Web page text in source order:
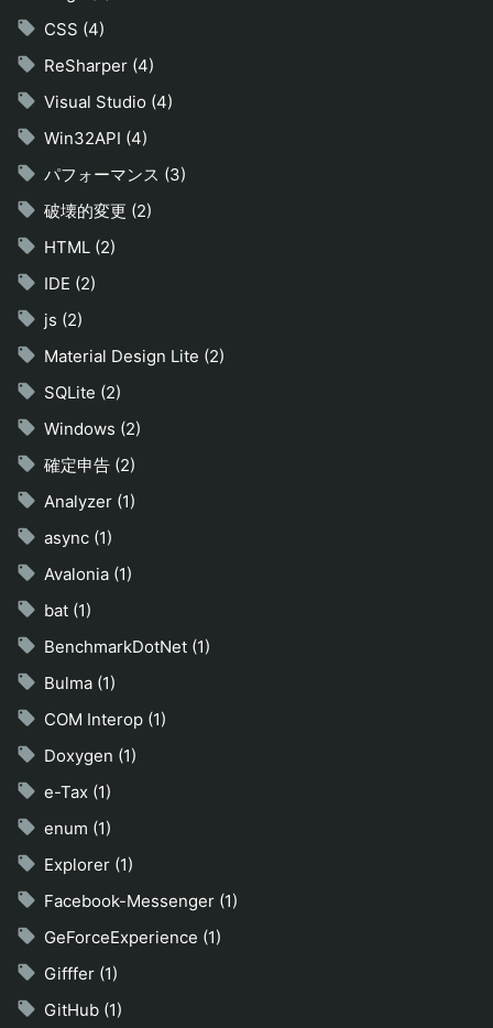
CSS (4)
ReSharper (4)
Visual Studio (4)
Win32API (4)
パフォーマンス (3)
破壊的変更 (2)
HTML (2)
IDE (2)
js (2)
Material Design Lite (2)
SQLite (2)
Windows (2)
確定申告 (2)
Analyzer (1)
async (1)
Avalonia (1)
bat (1)
BenchmarkDotNet (1)
Bulma (1)
COM Interop (1)
Doxygen (1)
e-Tax (1)
enum (1)
Explorer (1)
Facebook-Messenger (1)
GeForceExperience (1)
Gifffer (1)
GitHub (1)